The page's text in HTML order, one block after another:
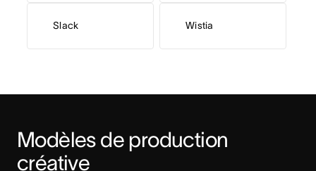
Slack Wistia
Modèles de production
créative